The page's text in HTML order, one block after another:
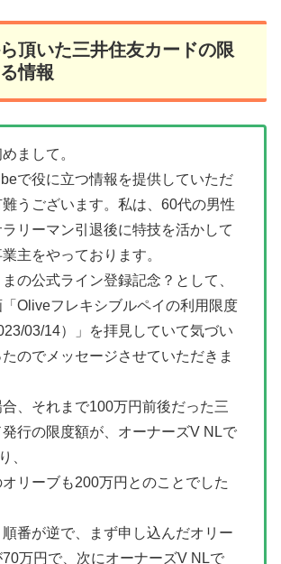
頂いた三井住友カードの限
情報
まして。
で役に立つ情報を提供していただ
うございます。 私は、60代の男性
リーマン引退後に特技を活かして
主をやっております。
の公式ライン登録記念？として、
Oliveフレキシブルペイの利用限度
03/14）」を拝見していて気づい
のでメッセージさせていただきま
、それまで100万円前後だった三
行の限度額が、オーナーズV NLで
、
リーブも200万円とのことでした
番が逆で、まず申し込んだオリー
万円で、次にオーナーズV NLで